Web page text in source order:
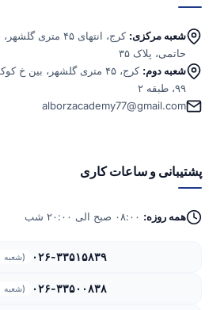
شعبه مرکزی:
کرج، انتهای ۴۵
حاتمی، پلاک ۳۵
شعبه دوم:
کرج، ۴۵ متری گلشهر، بین
۹۹، طبقه ۲
alborzacademy77@gmail.com
پشتیبانی و ساعات کاری
همه روزه:
۰۲۶-۳۳۵۱۵۸۳۹ (شعبه ۱)
۰۲۶-۳۳۵۰۰۸۳۸ (شعبه ۱)